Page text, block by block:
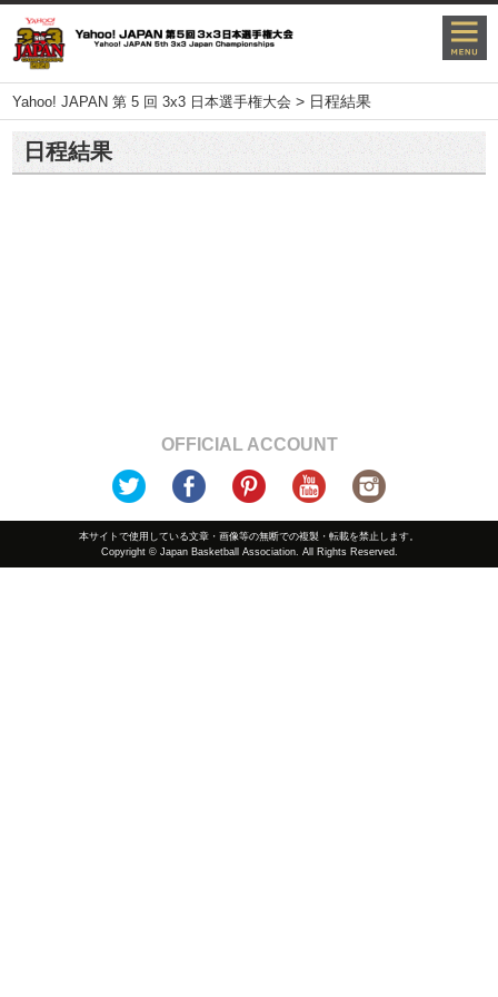
Yahoo! JAPAN 第 5 回 3x3 日本選手権大会 > 日程結果
日程結果
OFFICIAL ACCOUNT
本サイトで使用している文章・画像等の無断での複製・転載を禁止します。
Copyright © Japan Basketball Association. All Rights Reserved.